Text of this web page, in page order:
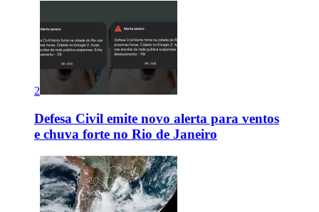
2
Defesa Civil emite novo alerta para ventos
e chuva forte no Rio de Janeiro